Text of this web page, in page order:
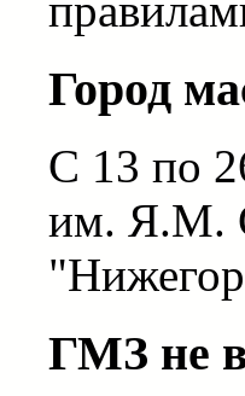
Город
С 13 по
им. Я.М.
ГМЗ не